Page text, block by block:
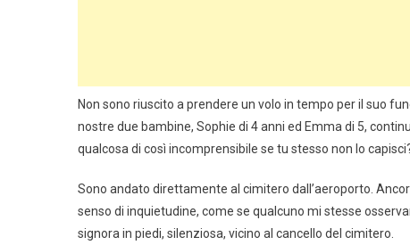
Non sono riuscito a prendere un volo in tempo per il suo
nostre due bambine, Sophie di 4 anni ed Emma di 5,
qualcosa di così incomprensibile se tu stesso non lo
Sono andato direttamente al cimitero dall’aeroporto.
senso di inquietudine, come se qualcuno mi stesse
signora in piedi, silenziosa, vicino al cancello del cimitero.